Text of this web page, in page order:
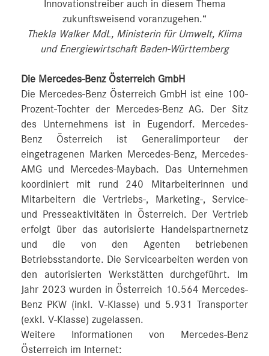
Innovationstreiber auch in diesem Thema
zukunftsweisend voranzugehen.“
Thekla Walker MdL, Ministerin für Umwelt, Klima
und Energiewirtschaft Baden-Württemberg
Die Mercedes-Benz Österreich GmbH
Die Mercedes-Benz Österreich GmbH ist eine 100-
Prozent-Tochter der Mercedes-Benz AG. Der Sitz
des Unternehmens ist in Eugendorf. Mercedes-
Benz Österreich ist Generalimporteur der
eingetragenen Marken Mercedes-Benz, Mercedes-
AMG und Mercedes-Maybach. Das Unternehmen
koordiniert mit rund 240 Mitarbeiterinnen und
Mitarbeitern die Vertriebs-, Marketing-, Service-
und Presseaktivitäten in Österreich. Der Vertrieb
erfolgt über das autorisierte Handelspartnernetz
und die von den Agenten betriebenen
Betriebsstandorte. Die Servicearbeiten werden von
den autorisierten Werkstätten durchgeführt. Im
Jahr 2023 wurden in Österreich 10.564 Mercedes-
Benz PKW (inkl. V-Klasse) und 5.931 Transporter
(exkl. V-Klasse) zugelassen.
Weitere Informationen von Mercedes-Benz
Österreich im Internet: